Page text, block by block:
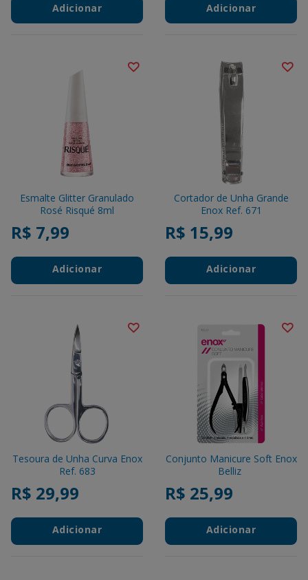
Adicionar Adicionar
Esmalte Glitter Granulado
Rosé Risqué 8ml
R$ 7,99
Adicionar
Cortador de Unha Grande
Enox Ref. 671
R$ 15,99
Adicionar
Tesoura de Unha Curva Enox
Ref. 683
R$ 29,99
Adicionar
Conjunto Manicure Soft Enox
Belliz
R$ 25,99
Adicionar